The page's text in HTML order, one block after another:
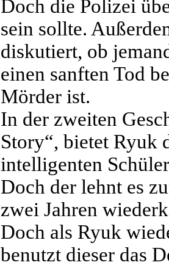
Doch die Polizei
sein sollte.
diskutiert, ob
einen sanften Tod
Mörder ist.
In der zweiten
Story“, bietet Ryuk
intelligenten
Doch der lehnt es
zwei Jahren
Doch als Ryuk
benutzt dieser das